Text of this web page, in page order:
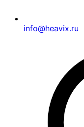
info@heavix.ru